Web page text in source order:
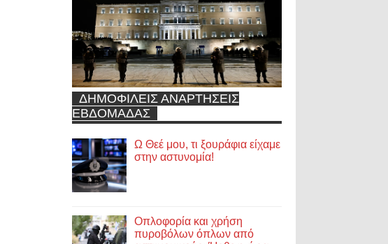
ΔΗΜΟΦΙΛΕΙΣ ΑΝΑΡΤΗΣΕΙΣ
ΕΒΔΟΜΑΔΑΣ
Ω Θεέ μου, τι ξουράφια είχαμε
στην αστυνομία!
Οπλοφορία και χρήση
πυροβόλων όπλων από